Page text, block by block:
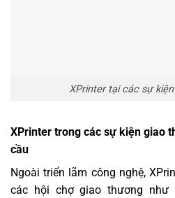
XPrinter tại các sự
XPrinter trong các sự kiện giao
cầu
Ngoài triển lãm công nghệ,
các hội chợ giao thương như